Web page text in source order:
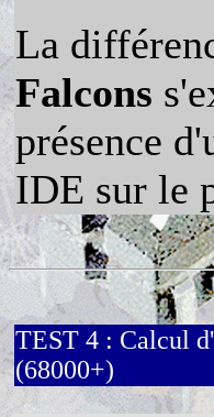
La
Falcons
présence
IDE sur le
TEST 4 : Calcul
(68000+)